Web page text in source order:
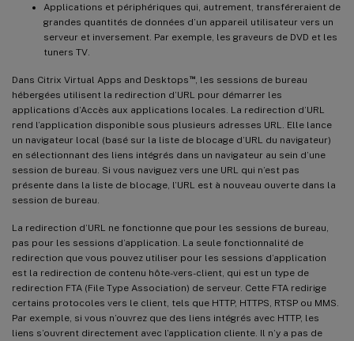
Applications et périphériques qui, autrement, transféreraient de
grandes quantités de données d’un appareil utilisateur vers un
serveur et inversement. Par exemple, les graveurs de DVD et les
tuners TV.
Dans Citrix Virtual Apps and Desktops ™, les sessions de bureau
hébergées utilisent la redirection d’URL pour démarrer les
applications d’Accès aux applications locales. La redirection d’URL
rend l’application disponible sous plusieurs adresses URL. Elle lance
un navigateur local (basé sur la liste de blocage d’URL du navigateur)
en sélectionnant des liens intégrés dans un navigateur au sein d’une
session de bureau. Si vous naviguez vers une URL qui n’est pas
présente dans la liste de blocage, l’URL est à nouveau ouverte dans la
session de bureau.
La redirection d’URL ne fonctionne que pour les sessions de bureau,
pas pour les sessions d’application. La seule fonctionnalité de
redirection que vous pouvez utiliser pour les sessions d’application
est la redirection de contenu hôte-vers-client, qui est un type de
redirection FTA (File Type Association) de serveur. Cette FTA redirige
certains protocoles vers le client, tels que HTTP, HTTPS, RTSP ou MMS.
Par exemple, si vous n’ouvrez que des liens intégrés avec HTTP, les
liens s’ouvrent directement avec l’application cliente. Il n’y a pas de